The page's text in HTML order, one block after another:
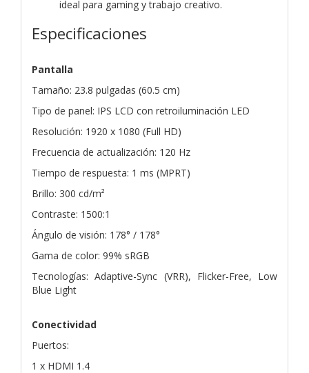
ideal para gaming y trabajo creativo.
Especificaciones
Pantalla
Tamaño: 23.8 pulgadas (60.5 cm)
Tipo de panel: IPS LCD con retroiluminación LED
Resolución: 1920 x 1080 (Full HD)
Frecuencia de actualización: 120 Hz
Tiempo de respuesta: 1 ms (MPRT)
Brillo: 300 cd/m²
Contraste: 1500:1
Ángulo de visión: 178° / 178°
Gama de color: 99% sRGB
Tecnologías: Adaptive-Sync (VRR), Flicker-Free, Low
Blue Light
Conectividad
Puertos:
1 x HDMI 1.4